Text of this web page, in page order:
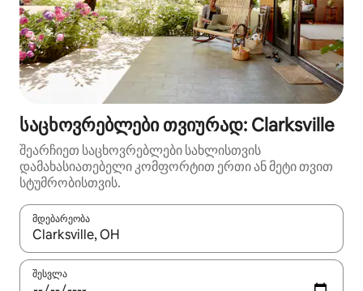
საცხოვრებლები თვიურად: Clarksville
შეარჩიეთ საცხოვრებლები სახლისთვის
დამახასიათებელი კომფორტით ერთი ან მეტი თვით
სტუმრობისთვის.
მდებარეობა
როცა შედეგები ხელმისაწვდომი გახდება, ნავიგაციისთვის
შესვლა